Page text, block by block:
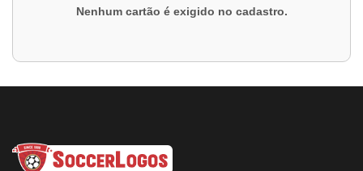
Nenhum cartão é exigido no cadastro.